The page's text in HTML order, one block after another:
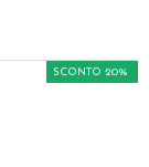
SCONTO 20%